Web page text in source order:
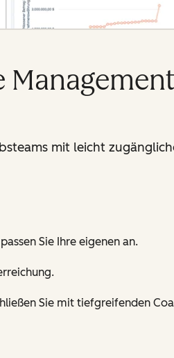
mit leicht
Sie Ihre eigenen an.
Sie mit tiefgreifenden